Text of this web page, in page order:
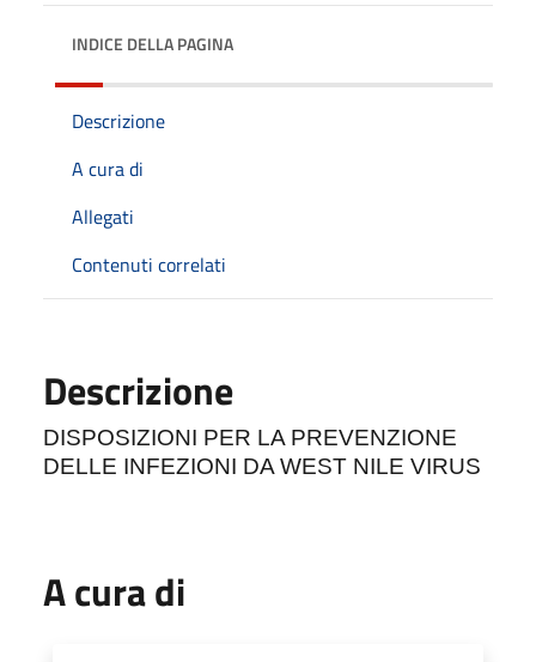
INDICE DELLA PAGINA
Descrizione
A cura di
Allegati
Contenuti correlati
Descrizione
DISPOSIZIONI PER LA PREVENZIONE
DELLE INFEZIONI DA WEST NILE VIRUS
A cura di